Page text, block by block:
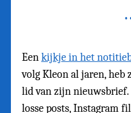
Eenkijkje in het
volg Kleon al jaren, heb
lid van zijn
losse posts, Instagram